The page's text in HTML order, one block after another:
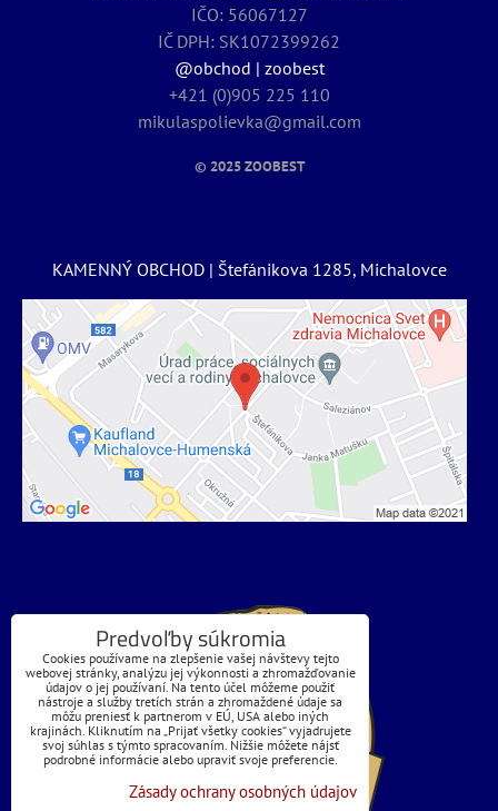
IČO: 56067127
IČ DPH: SK1072399262
@obchod | zoobest
+421 (0)905 225 110
mikulaspolievka@gmail.com
© 2025ZOOBEST
KAMENNÝ OBCHOD | Štefánikova 1285, Michalovce
Predvoľby súkromia
Cookies používame na zlepšenie vašej návštevy tejto
webovej stránky, analýzu jej výkonnosti a zhromažďovanie
údajov o jej používaní. Na tento účel môžeme použiť
nástroje a služby tretích strán a zhromaždené údaje sa
môžu preniesť k partnerom v EÚ, USA alebo iných
krajinách. Kliknutím na „Prijať všetky cookies“ vyjadrujete
svoj súhlas s týmto spracovaním. Nižšie môžete nájsť
podrobné informácie alebo upraviť svoje preferencie.
Zásady ochrany osobných údajov